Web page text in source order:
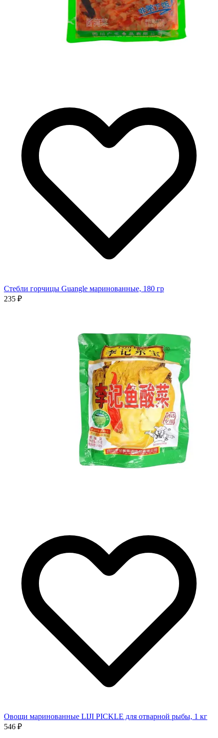
Стебли горчицы Guangle маринованные, 180 гр
235 ₽
Овощи маринованные LIJI PICKLE для отварной рыбы, 1 кг
546 ₽